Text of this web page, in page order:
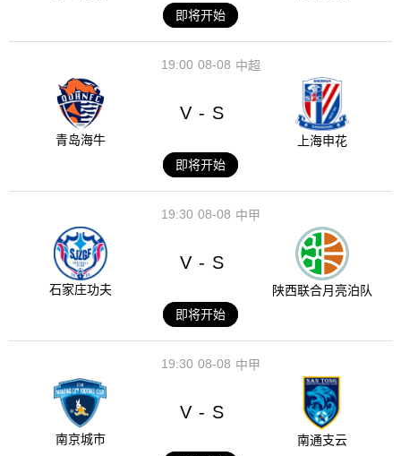
即将开始
08-08
19:00 中超
青岛海牛
V - S
上海申花
即将开始
08-08
19:30 中甲
石家庄功夫
V - S
陕西联合月亮泊队
即将开始
08-08
19:30 中甲
南京城市
V - S
南通支云